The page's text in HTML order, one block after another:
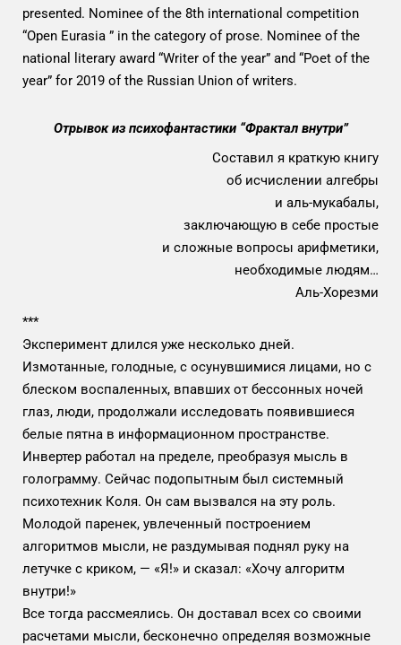
presented. Nominee of the 8th international competition
“Open Eurasia ” in the category of prose. Nominee of the
national literary award “Writer of the year” and “Poet of the
year” for 2019 of the Russian Union of writers.
Отрывок из психофантастики “Фрактал внутри”
Составил я краткую книгу
об исчислении алгебры
и аль-мукабалы,
заключающую в себе простые
и сложные вопросы арифметики,
необходимые людям…
Аль-Хорезми
***
Эксперимент длился уже несколько дней.
Измотанные, голодные, с осунувшимися лицами, но с
блеском воспаленных, впавших от бессонных ночей
глаз, люди, продолжали исследовать появившиеся
белые пятна в информационном пространстве.
Инвертер работал на пределе, преобразуя мысль в
голограмму. Сейчас подопытным был системный
психотехник Коля. Он сам вызвался на эту роль.
Молодой паренек, увлеченный построением
алгоритмов мысли, не раздумывая поднял руку на
летучке с криком, — «Я!» и сказал: «Хочу алгоритм
внутри!»
Все тогда рассмеялись. Он доставал всех со своими
расчетами мысли, бесконечно определяя возможные